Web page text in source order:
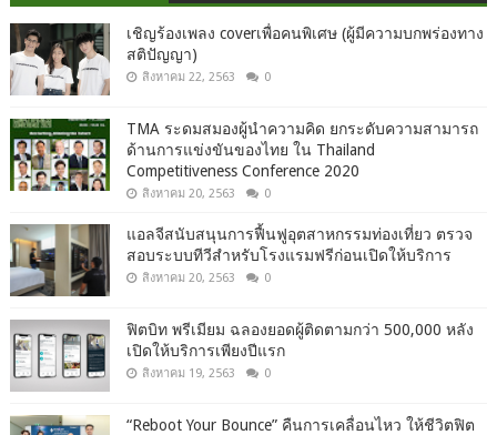
เชิญร้องเพลง coverเพื่อคนพิเศษ (ผู้มีความบกพร่องทาง
สติปัญญา)
สิงหาคม 22, 2563 0
TMA ระดมสมองผู้นำความคิด ยกระดับความสามารถ
ด้านการแข่งขันของไทย ใน Thailand
Competitiveness Conference 2020
สิงหาคม 20, 2563 0
แอลจีสนับสนุนการฟื้นฟูอุตสาหกรรมท่องเที่ยว ตรวจ
สอบระบบทีวีสำหรับโรงแรมฟรีก่อนเปิดให้บริการ
สิงหาคม 20, 2563 0
ฟิตบิท พรีเมียม ฉลองยอดผู้ติดตามกว่า 500,000 หลัง
เปิดให้บริการเพียงปีแรก
สิงหาคม 19, 2563 0
“Reboot Your Bounce” คืนการเคลื่อนไหว ให้ชีวิตฟิต